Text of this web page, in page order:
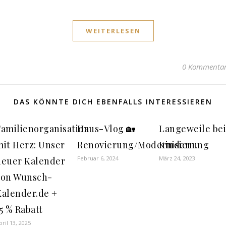
WEITERLESEN
0
DAS KÖNNTE DICH EBENFALLS INTERESSIEREN
Herz: Unser
Kalender
Wunsch-
+
% Rabatt
13, 2025
Haus-Vlog 🏡
Renovierung/Modernisierung
Februar 6, 2024
Langeweile bei
Kindern…
März 24, 2023